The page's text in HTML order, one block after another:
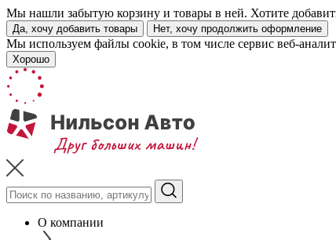
Мы нашли забытую корзину и товары в ней. Хотите
Да, хочу добавить товары Нет, хочу продолжить оформление
Мы используем файлы cookie, в том числе сервис веб-
Хорошо
О компании